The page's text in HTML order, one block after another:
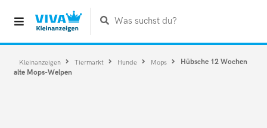
Was suchst du?
Kleinanzeigen Tiermarkt Hunde Mops
Hübsche 12 Wochen
alte Mops-Welpen